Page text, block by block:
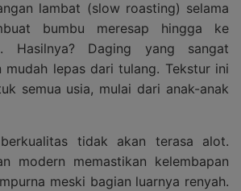
lambat (slow roasting) selama
bumbu meresap hingga ke
Hasilnya? Daging yang sangat
mudah lepas dari tulang. Tekstur ini
semua usia, mulai dari anak-anak
tidak akan terasa alot.
modern memastikan kelembapan
meski bagian luarnya renyah.